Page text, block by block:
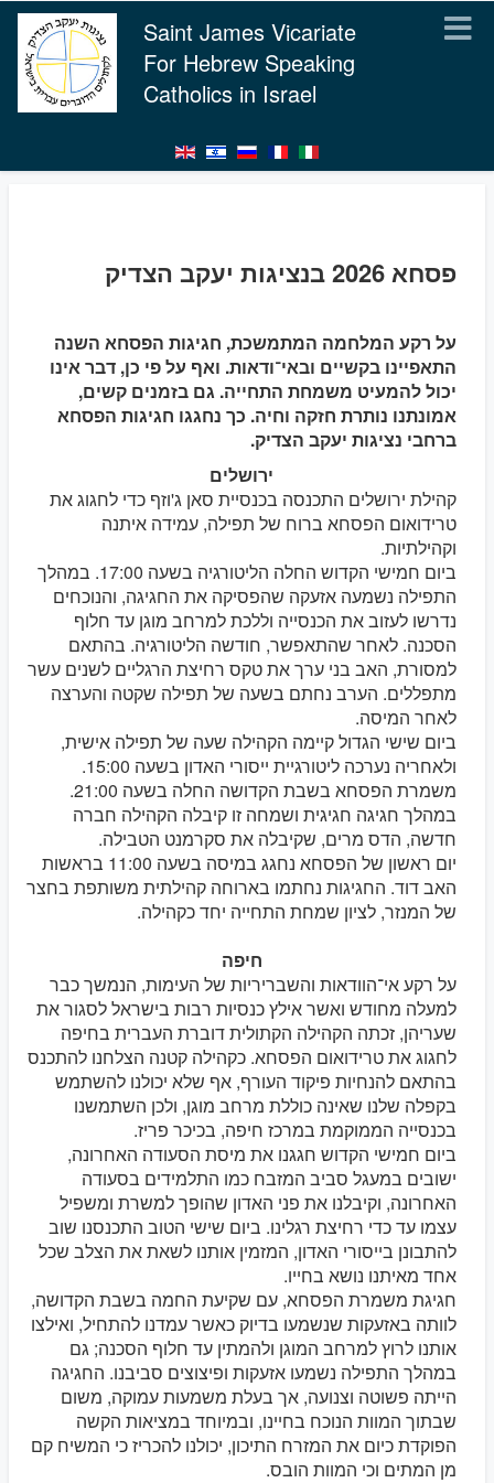
Saint James Vicariate
For Hebrew Speaking
Catholics in Israel
פסחא 2026 בנציגות יעקב הצדיק
על רקע המלחמה המתמשכת, חגיגות הפסחא השנה
התאפיינו בקשיים ובאי־ודאות. ואף על פי כן, דבר אינו
יכול להמעיט משמחת התחייה. גם בזמנים קשים,
אמונתנו נותרת חזקה וחיה. כך נחגגו חגיגות הפסחא
ברחבי נציגות יעקב הצדיק.
ירושלים
קהילת ירושלים התכנסה בכנסיית סאן ג'וזף כדי לחגוג את
טרידואום הפסחא ברוח של תפילה, עמידה איתנה
וקהילתיות.
ביום חמישי הקדוש החלה הליטורגיה בשעה 17:00. במהלך
התפילה נשמעה אזעקה שהפסיקה את החגיגה, והנוכחים
נדרשו לעזוב את הכנסייה וללכת למרחב מוגן עד חלוף
הסכנה. לאחר שהתאפשר, חודשה הליטורגיה. בהתאם
למסורת, האב בני ערך את טקס רחיצת הרגליים לשנים עשר
מתפללים. הערב נחתם בשעה של תפילה שקטה והערצה
לאחר המיסה.
ביום שישי הגדול קיימה הקהילה שעה של תפילה אישית,
ולאחריה נערכה ליטורגיית ייסורי האדון בשעה 15:00.
משמרת הפסחא בשבת הקדושה החלה בשעה 21:00.
במהלך חגיגה חגיגית ושמחה זו קיבלה הקהילה חברה
חדשה, הדס מרים, שקיבלה את סקרמנט הטבילה.
יום ראשון של הפסחא נחגג במיסה בשעה 11:00 בראשות
האב דוד. החגיגות נחתמו בארוחה קהילתית משותפת בחצר
של המנזר, לציון שמחת התחייה יחד כקהילה.
חיפה
על רקע אי־הוודאות והשבריריות של העימות, הנמשך כבר
למעלה מחודש ואשר אילץ כנסיות רבות בישראל לסגור את
שעריהן, זכתה הקהילה הקתולית דוברת העברית בחיפה
לחגוג את טרידואום הפסחא. כקהילה קטנה הצלחנו להתכנס
בהתאם להנחיות פיקוד העורף, אף שלא יכולנו להשתמש
בקפלה שלנו שאינה כוללת מרחב מוגן, ולכן השתמשנו
בכנסייה הממוקמת במרכז חיפה, בכיכר פריז.
ביום חמישי הקדוש חגגנו את מיסת הסעודה האחרונה,
ישובים במעגל סביב המזבח כמו התלמידים בסעודה
האחרונה, וקיבלנו את פני האדון שהופך למשרת ומשפיל
עצמו עד כדי רחיצת רגלינו. ביום שישי הטוב התכנסנו שוב
להתבונן בייסורי האדון, המזמין אותנו לשאת את הצלב שכל
אחד מאיתנו נושא בחייו.
חגיגת משמרת הפסחא, עם שקיעת החמה בשבת הקדושה,
לוותה באזעקות שנשמעו בדיוק כאשר עמדנו להתחיל, ואילצו
אותנו לרוץ למרחב המוגן ולהמתין עד חלוף הסכנה; גם
במהלך התפילה נשמעו אזעקות ופיצוצים סביבנו. החגיגה
הייתה פשוטה וצנועה, אך בעלת משמעות עמוקה, משום
שבתוך המוות הנוכח בחיינו, ובמיוחד במציאות הקשה
הפוקדת כיום את המזרח התיכון, יכולנו להכריז כי המשיח קם
מן המתים וכי המוות הובס.